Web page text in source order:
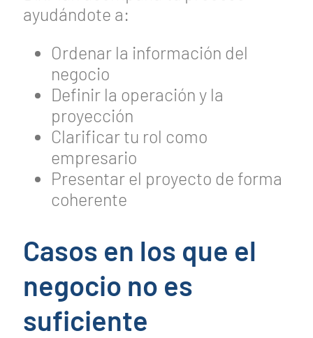
ayudándote a:
Ordenar la información del
negocio
Definir la operación y la
proyección
Clarificar tu rol como
empresario
Presentar el proyecto de forma
coherente
Casos en los que el
negocio no es
suficiente